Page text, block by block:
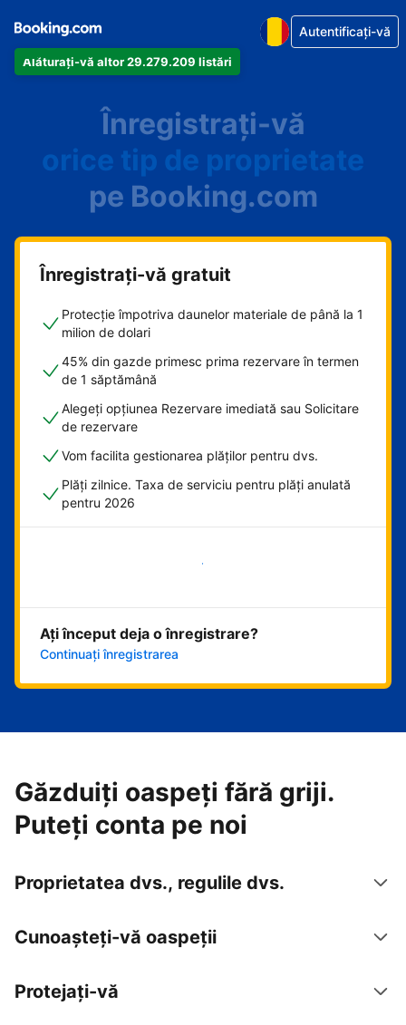
Alăturați-vă altor 29.279.209 listări
Autentificați-vă
Înregistrați-vă
orice tip de proprietate
pe Booking.com
Înregistrați-vă gratuit
Protecție împotriva daunelor materiale de până la 1
milion de dolari
45% din gazde primesc prima rezervare în termen
de 1 săptămână
Alegeți opțiunea Rezervare imediată sau Solicitare
de rezervare
Vom facilita gestionarea plăților pentru dvs.
Plăți zilnice. Taxa de serviciu pentru plăți anulată
pentru 2026
Începeți acum
Ați început deja o înregistrare?
Continuați înregistrarea
Găzduiți oaspeți fără griji.
Puteți conta pe noi
Proprietatea dvs., regulile dvs.
Cunoașteți-vă oaspeții
Protejați-vă